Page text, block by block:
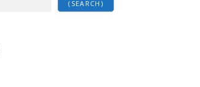
(SEARCH)